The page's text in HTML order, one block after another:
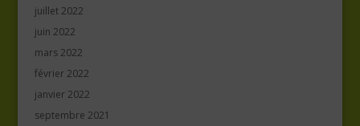
juillet 2022
juin 2022
mars 2022
février 2022
janvier 2022
septembre 2021